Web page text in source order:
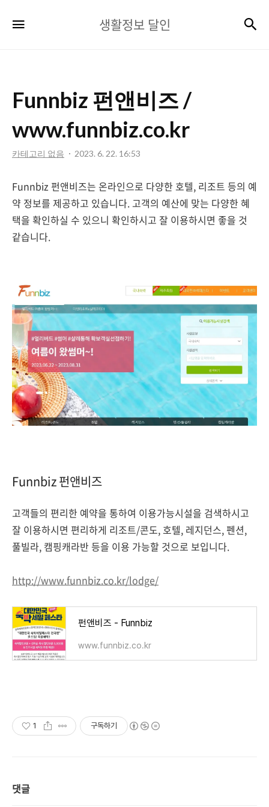
활
달
인
생활정보 달인
Funnbiz 펀앤비즈 /
www.funnbiz.co.kr
카테고리 없음 2023. 6. 22. 16:53
Funnbiz 펀앤비즈는 온라인으로 다양한 호텔, 리조트 등의 예
약 정보를 제공하고 있습니다. 고객의 예산에 맞는 다양한 혜
택을 확인하실 수 있으니 확인하시고 잘 이용하시면 좋을 것
같습니다.
Funnbiz 펀앤비즈
고객들의 편리한 예약을 통하여 이용가능시설을 검색하시고
잘 이용하시면 편리하게 리조트/콘도, 호텔, 레지던스, 펜션,
풀빌라, 캠핑캐라반 등을 이용 가능할 것으로 보입니다.
http://www.funnbiz.co.kr/lodge/
펀앤비즈 - Funnbiz
www.funnbiz.co.kr
1 구독하기
댓글